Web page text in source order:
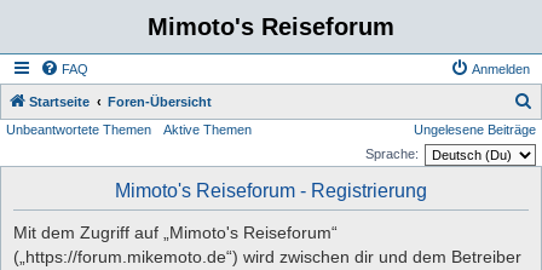
Mimoto's Reiseforum
FAQ Anmelden
Startseite Foren-Übersicht
u
Unbeantwortete Themen Aktive Themen
Ungelesene Beiträge
Sprache:
Mimoto's Reiseforum - Registrierung
Mit dem Zugriff auf „Mimoto's Reiseforum“
(„https://forum.mikemoto.de“) wird zwischen dir und dem Betreiber